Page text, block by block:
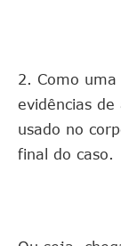
2. Como
evidências
usado no
final do caso.